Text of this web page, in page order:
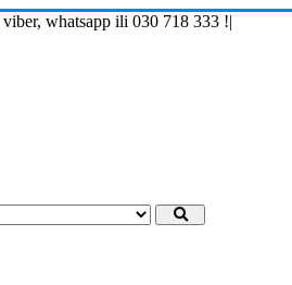
whatsapp ili 030 718 333 !|